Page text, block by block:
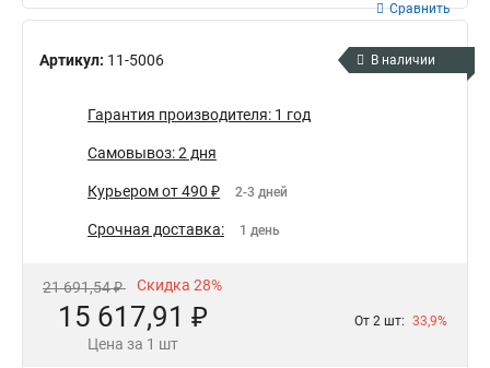
Артикул: 11-5006
Сравнить
В наличии
Гарантия производителя: 1 год
Самовывоз: 2 дня
Курьером от 490 ₽ 2-3 дней
Срочная доставка: 1 день
21 691,54 ₽ Скидка 28%
15 617,91 ₽
Цена за 1 шт
От 2 шт: 33,9%